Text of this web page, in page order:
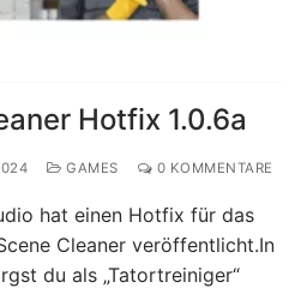
Hotfix 1.0.6a
GAMES 0 KOMMENTARE
hat einen Hotfix für das
Cleaner veröffentlicht.In
du als „Tatortreiniger“